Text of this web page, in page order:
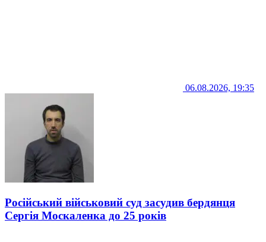
06.08.2026, 19:35
Російський військовий суд засудив бердянця
Сергія Москаленка до 25 років